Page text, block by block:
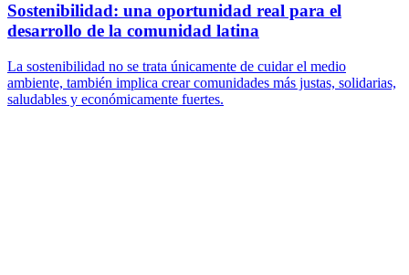
Sostenibilidad: una oportunidad real para el
desarrollo de la comunidad latina
La sostenibilidad no se trata únicamente de cuidar el medio
ambiente, también implica crear comunidades más justas, solidarias,
saludables y económicamente fuertes.